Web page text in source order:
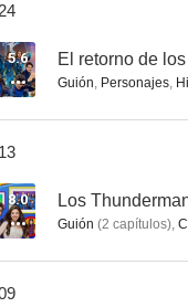
5.6 El retorno de
Guión, Personajes,
8.0 Los
Guión (2 capítulos),